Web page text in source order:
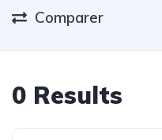
Comparer
0 Results